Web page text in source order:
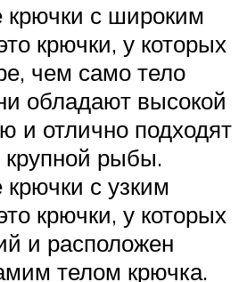
с широким
крючки, у которых
чем само тело
обладают высокой
и отлично подходят
рыбы.
с узким
крючки, у которых
и расположен
телом крючка.